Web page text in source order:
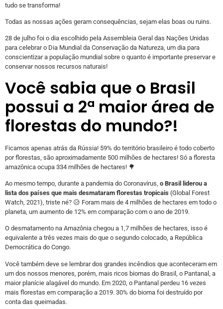
tudo se transforma!
Todas as nossas ações geram consequências, sejam elas boas ou ruins.
28 de julho foi o dia escolhido pela Assembleia Geral das Nações Unidas
para celebrar o Dia Mundial da Conservação da Natureza, um dia para
conscientizar a população mundial sobre o quanto é importante preservar e
conservar nossos recursos naturais!
Você sabia que o Brasil
possui a 2ª maior área de
florestas do mundo?!
Ficamos apenas atrás da Rússia! 59% do território brasileiro é todo coberto
por florestas, são aproximadamente 500 milhões de hectares! Só a floresta
amazônica ocupa 334 milhões de hectares! 🌳
Ao mesmo tempo, durante a pandemia do Coronavírus, o Brasil liderou a
lista dos países que mais desmataram florestas tropicais (Global Forest
Watch, 2021), triste né? 😥 Foram mais de 4 milhões de hectares em todo o
planeta, um aumento de 12% em comparação com o ano de 2019.
O desmatamento na Amazônia chegou a 1,7 milhões de hectares, isso é
equivalente a três vezes mais do que o segundo colocado, a República
Democrática do Congo.
Você também deve se lembrar dos grandes incêndios que aconteceram em
um dos nossos menores, porém, mais ricos biomas do Brasil, o Pantanal, a
maior planície alagável do mundo. Em 2020, o Pantanal perdeu 16 vezes
mais florestas em comparação a 2019. 30% do bioma foi destruído por
conta das queimadas.